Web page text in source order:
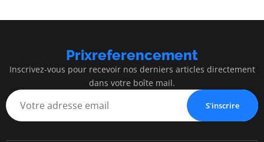
Prixreferencement
Inscrivez-vous pour recevoir nos derniers articles directement
dans votre boîte mail.
S'inscrire